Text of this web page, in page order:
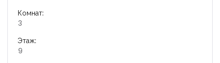
Комнат:
3
Этаж:
9